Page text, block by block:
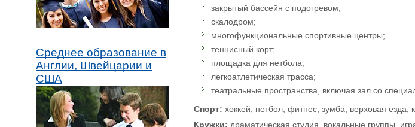
Среднее образование в
Англии, Швейцарии и
США
закрытый бассейн с подогревом;
скалодром;
многофункциональные спортивные центры;
теннисный корт;
площадка для нетбола;
легкоатлетическая трасса;
театральные пространства, включая зал со
Спорт: хоккей, нетбол, фитнес, зумба, верховая езда,
Кружки: драматическая студия, вокальные группы,